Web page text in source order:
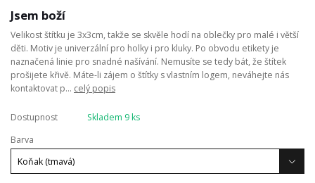
Jsem boží
Velikost štítku je 3x3cm, takže se skvěle hodí na oblečky pro malé i větší
děti. Motiv je univerzální pro holky i pro kluky. Po obvodu etikety je
naznačená linie pro snadné našívání. Nemusíte se tedy bát, že štítek
prošijete křivě. Máte-li zájem o štítky s vlastním logem, neváhejte nás
kontaktovat p... celý popis
Dostupnost
Skladem 9 ks
Barva